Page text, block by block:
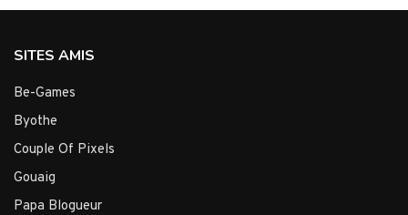
SITES AMIS
Be-Games
Byothe
Couple Of Pixels
Gouaig
Papa Blogueur